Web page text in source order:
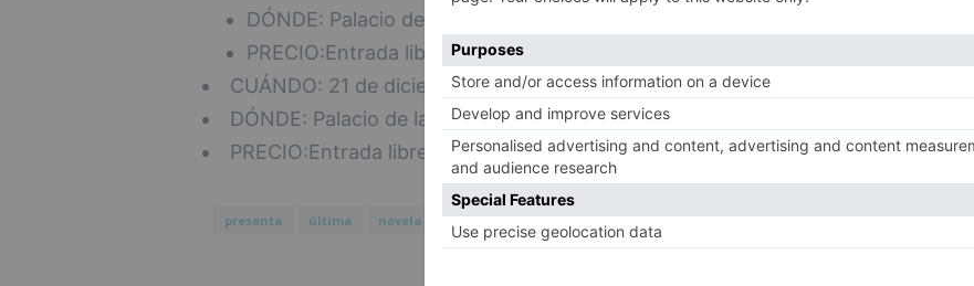
DÓNDE: Palacio de la Isla.
PRECIO:Entrada libre.
CUÁNDO: 21 de diciembre, 20:00 horas.
DÓNDE: Palacio de la Isla.
PRECIO:Entrada libre.
presenta última novela juan manuel prada